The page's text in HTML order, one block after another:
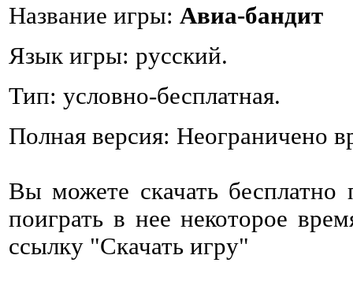
Название игры: Авиа-бандит
Язык игры: русский.
Тип: условно-бесплатная.
Полная версия: Неограничено
Вы можете скачать
поиграть в нее некоторое
ссылку "Скачать игру"